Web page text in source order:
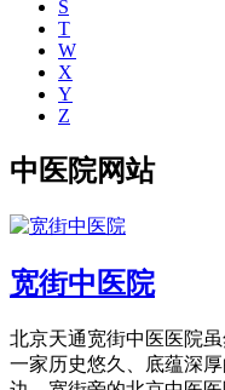
S
T
W
X
Y
Z
中医院网站
宽街中医院
北京天通宽街中医医院
一家历史悠久、底蕴深